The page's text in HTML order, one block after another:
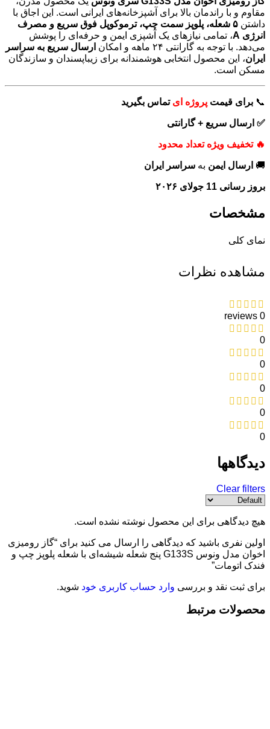
مقاوم و با راندمان بالا برای آشپزخانه‌های ایرانی است. این اجاق با
داشتن
۵ شعله، پلوپز سمت چپ، ترموکوپل فوق سریع و مصرف
انرژی A
، تمامی نیازهای یک آشپزی ایمن و حرفه‌ای را پوشش
می‌دهد. با توجه به گارانتی ۲۴ ماهه و امکان
ارسال سریع به سراسر
ایران، این محصول انتخابی هوشمندانه برای زیباپسندان و سازندگان
مسکن است.
📞 برای قیمت پروژه ای تماس بگیرید
✅ ارسال سریع + گارانتی
🔥 تخفیف ویژه تعداد محدود
🚚 ارسال ایمن به سراسر ایران
بروز رسانی 11 جولای ۲۰۲۶
مشخصات
نمای کلی
مشاهده نظرات
0 reviews
0
0
0
0
0
دیدگاهها
Clear filters
هیچ دیدگاهی برای این محصول نوشته نشده است.
اولین نفری باشید که دیدگاهی را ارسال می کنید برای “گاز رومیزی
اخوان مدل ونوس G133S پنج شعله شیشه‌ای با شعله پلوپز چپ و
فندک اتومات”
برای ثبت نقد و بررسی وارد حساب کاربری خود شوید.
محصولات مرتبط